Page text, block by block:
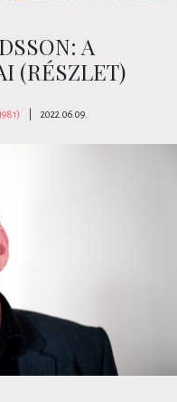
A
(RÉSZLET)
2022.06.09.